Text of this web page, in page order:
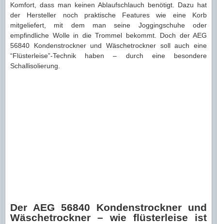
Komfort, dass man keinen Ablaufschlauch benötigt. Dazu hat
der Hersteller noch praktische Features wie eine Korb
mitgeliefert, mit dem man seine Joggingschuhe oder
empfindliche Wolle in die Trommel bekommt. Doch der AEG
56840 Kondenstrockner und Wäschetrockner soll auch eine
“Flüsterleise”-Technik haben – durch eine besondere
Schallisolierung.
Der AEG 56840 Kondenstrockner und
Wäschetrockner – wie flüsterleise ist